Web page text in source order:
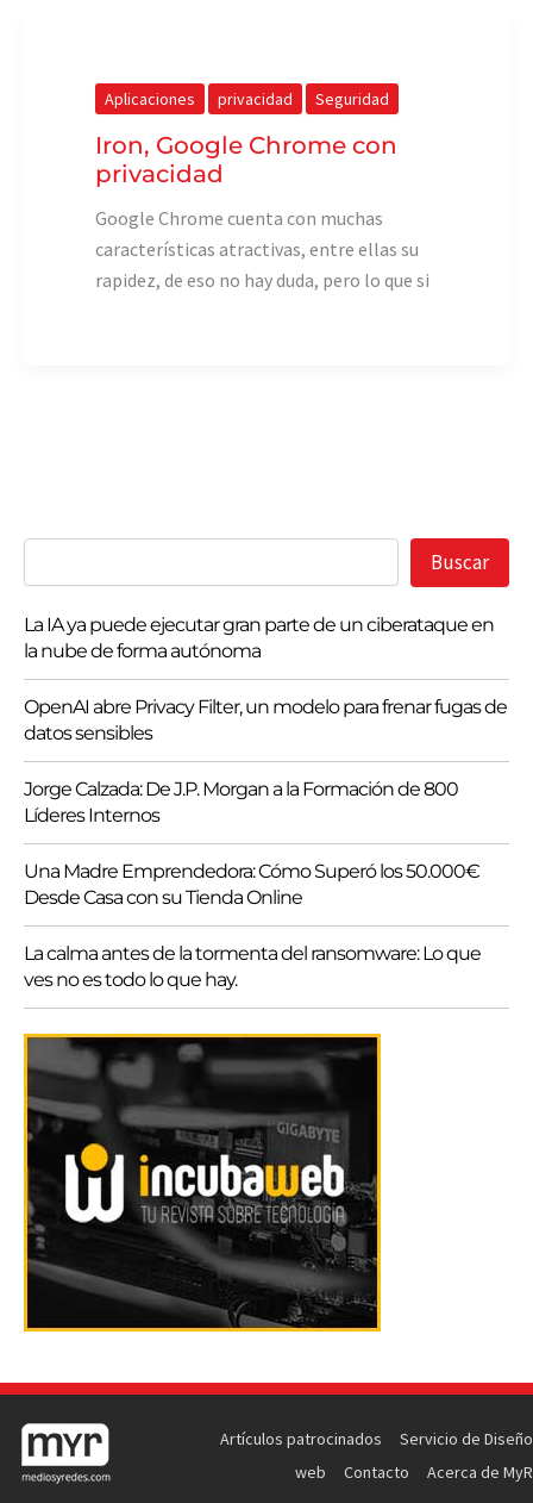
Aplicaciones privacidad Seguridad
Iron, Google Chrome con
privacidad
Google Chrome cuenta con muchas
características atractivas, entre ellas su
rapidez, de eso no hay duda, pero lo que si
Buscar Buscar
La IA ya puede ejecutar gran parte de un ciberataque en
la nube de forma autónoma
OpenAI abre Privacy Filter, un modelo para frenar fugas de
datos sensibles
Jorge Calzada: De J.P. Morgan a la Formación de 800
Líderes Internos
Una Madre Emprendedora: Cómo Superó los 50.000€
Desde Casa con su Tienda Online
La calma antes de la tormenta del ransomware: Lo que
ves no es todo lo que hay.
Artículos patrocinados
Servicio de Diseño
web
Contacto Acerca de MyR